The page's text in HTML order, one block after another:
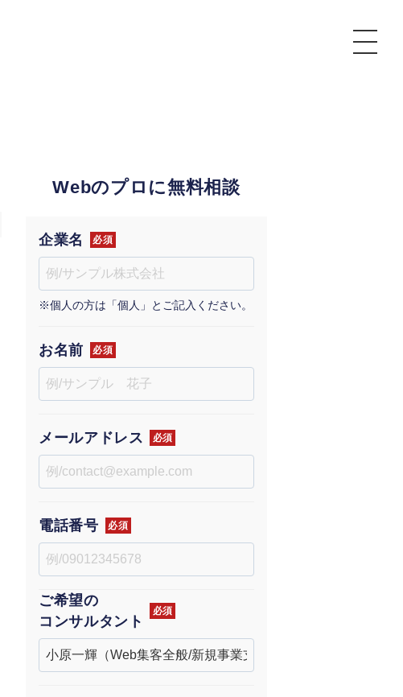
コンサルタント一覧
品質ガイドライン
社内コンペ
クレーム窓口
定額制営業代行『カリトルくん』
定額制採用代行・RPO『トルトルくん』
営業改善特化の動画制作『動画でカリトルくん』
定額LINE運用代行『LINEマキトルくん』
拡散付1日密着動画制作『まるごと社長』
1本無料で記事を制作『SEOトライアル』
定額制LP制作・改善『最強LP』
採用YouTubeチャンネル構築『トリトル』
道場TOP
動画編集
エンジニア
広告運用
YouTubeディレクター
Webのプロに無料相談
企業名 必須
※個人の方は「個人」とご記入ください。
お名前 必須
メールアドレス 必須
電話番号 必須
ご希望の
コンサルタント
必須